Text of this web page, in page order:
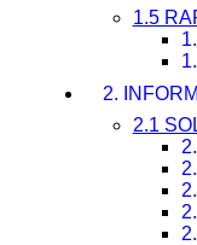
1.5
2.
2.1